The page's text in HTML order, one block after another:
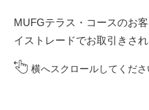
MUFGテラス・コースのお
イストレードでお取引きさ
横へスクロールしてくださ